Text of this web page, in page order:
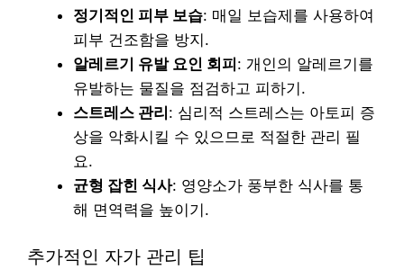
정기적인 피부 보습: 매일 보습제를 사용하여
피부 건조함을 방지.
알레르기 유발 요인 회피 : 개인의 알레르기를
유발하는 물질을 점검하고 피하기.
스트레스 관리 : 심리적 스트레스는 아토피 증
상을 악화시킬 수 있으므로 적절한 관리 필
요.
균형 잡힌 식사: 영양소가 풍부한 식사를 통
해 면역력을 높이기.
추가적인 자가 관리 팁